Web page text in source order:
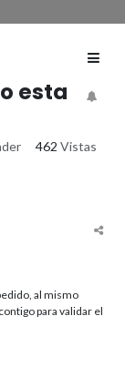
esta
462 Vistas
al mismo
para validar el